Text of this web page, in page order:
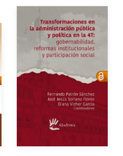
Autores
Año de edición
eBook